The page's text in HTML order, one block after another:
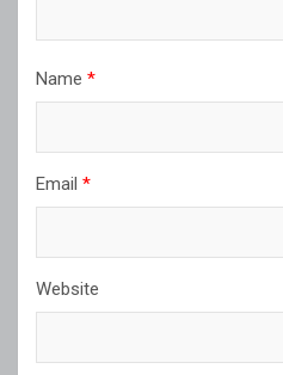
Name *
Email *
Website